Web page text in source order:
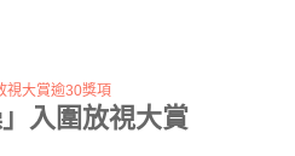
入圍放視大賞